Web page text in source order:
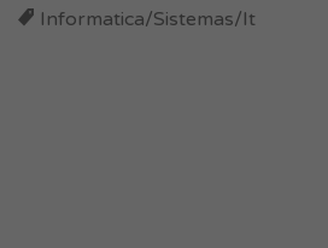
Informatica/Sistemas/It